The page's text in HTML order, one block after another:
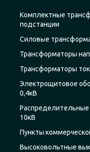
Комплектные
подстанции
Силовые
Трансформаторы
Трансформаторы
Электрощитовое
0,4кВ
Распределительные
10кВ
Пункты
Высоковольтные